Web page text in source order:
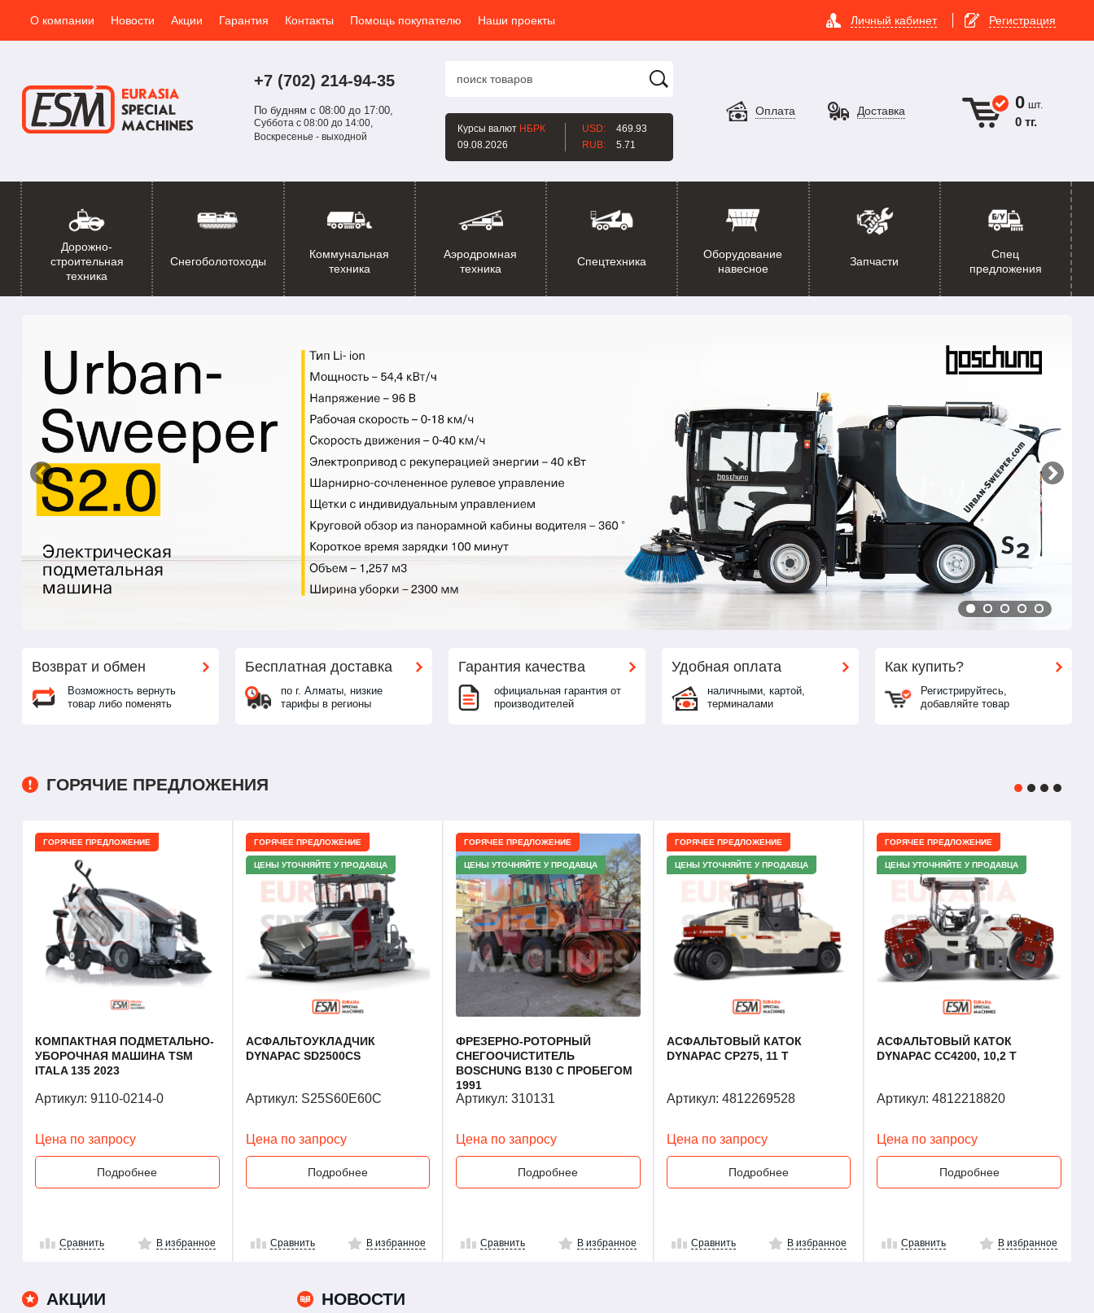
О компании Новости Акции Гарантия Контакты Помощь покупателю Наши проекты Личный кабинет Регистрация
+7 (702) 214-94-35
По будням с 08:00 до 17:00,
Суббота с 08:00 до 14:00,
Воскресенье - выходной
Курсы валют НБРК
09.08.2026
USD:
469.93
RUB:
5.71
Оплата Доставка 0 шт.
0 тг.
Дорожно-
строительная
техника
Снегоболотоходы
Коммунальная
техника
Аэродромная
техника
Спецтехника
Оборудование
навесное
Запчасти
Спец
предложения
Возврат и обмен
Возможность вернуть
товар либо поменять
Бесплатная доставка
по г. Алматы, низкие
тарифы в регионы
Гарантия качества
официальная гарантия от
производителей
Удобная оплата
наличными, картой,
терминалами
Как купить?
Регистрируйтесь,
добавляйте товар
ГОРЯЧИЕ ПРЕДЛОЖЕНИЯ
ГОРЯЧЕЕ ПРЕДЛОЖЕНИЕ
КОМПАКТНАЯ ПОДМЕТАЛЬНО-
УБОРОЧНАЯ МАШИНА TSM
ITALA 135 2023
Артикул: 9110-0214-0
Цена по запросу
Подробнее
Сравнить В избранное
ГОРЯЧЕЕ ПРЕДЛОЖЕНИЕ
ЦЕНЫ УТОЧНЯЙТЕ У ПРОДАВЦА
АСФАЛЬТОУКЛАДЧИК
DYNAPAC SD2500CS
Артикул: S25S60E60C
Цена по запросу
Подробнее
Сравнить В избранное
ГОРЯЧЕЕ ПРЕДЛОЖЕНИЕ
ЦЕНЫ УТОЧНЯЙТЕ У ПРОДАВЦА
ФРЕЗЕРНО-РОТОРНЫЙ
СНЕГООЧИСТИТЕЛЬ
BOSCHUNG B130 С ПРОБЕГОМ
1991
Артикул: 310131
Цена по запросу
Подробнее
Сравнить В избранное
ГОРЯЧЕЕ ПРЕДЛОЖЕНИЕ
ЦЕНЫ УТОЧНЯЙТЕ У ПРОДАВЦА
АСФАЛЬТОВЫЙ КАТОК
DYNAPAC CP275, 11 Т
Артикул: 4812269528
Цена по запросу
Подробнее
Сравнить В избранное
ГОРЯЧЕЕ ПРЕДЛОЖЕНИЕ
ЦЕНЫ УТОЧНЯЙТЕ У ПРОДАВЦА
АСФАЛЬТОВЫЙ КАТОК
DYNAPAC CC4200, 10,2 Т
Артикул: 4812218820
Цена по запросу
Подробнее
Сравнить В избранное
АКЦИИ НОВОСТИ